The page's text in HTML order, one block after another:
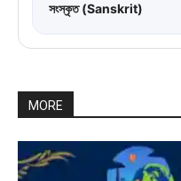
সংস্কৃত (Sanskrit)
MORE